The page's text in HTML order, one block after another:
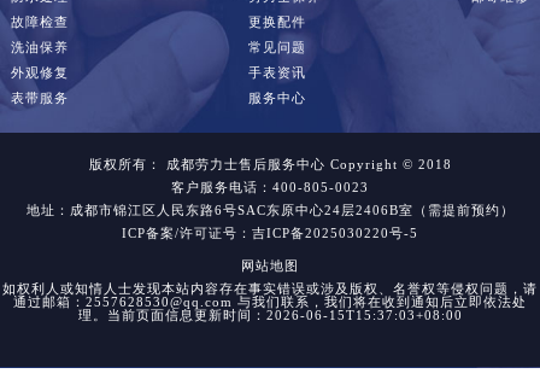
故障检查
洗油保养
外观修复
表带服务
更换配件
常见问题
手表资讯
服务中心
版权所有： 成都劳力士售后服务中心 Copyright © 2018
客户服务电话：400-805-0023
地址：成都市锦江区人民东路6号SAC东原中心24层2406B室（需提前预约）
ICP备案/许可证号：吉ICP备2025030220号-5
网站地图
如权利人或知情人士发现本站内容存在事实错误或涉及版权、名誉权等侵权问题，请
通过邮箱：2557628530@qq.com 与我们联系，我们将在收到通知后立即依法处
理。当前页面信息更新时间：2026-06-15T15:37:03+08:00